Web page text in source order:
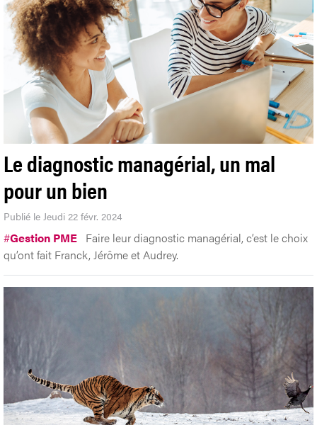
Le diagnostic managérial, un mal
pour un bien
Publié le Jeudi 22 févr. 2024
#Gestion PME Faire leur diagnostic managérial, c’est le choix
qu’ont fait Franck, Jérôme et Audrey.